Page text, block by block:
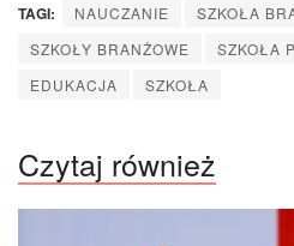
TAGI: NAUCZANIE
SZKOŁA
SZKOŁY BRANŻOWE
SZKOŁA
EDUKACJA
SZKOŁA
Czytaj również